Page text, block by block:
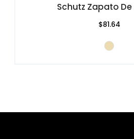
Schutz Zapato
$81.64